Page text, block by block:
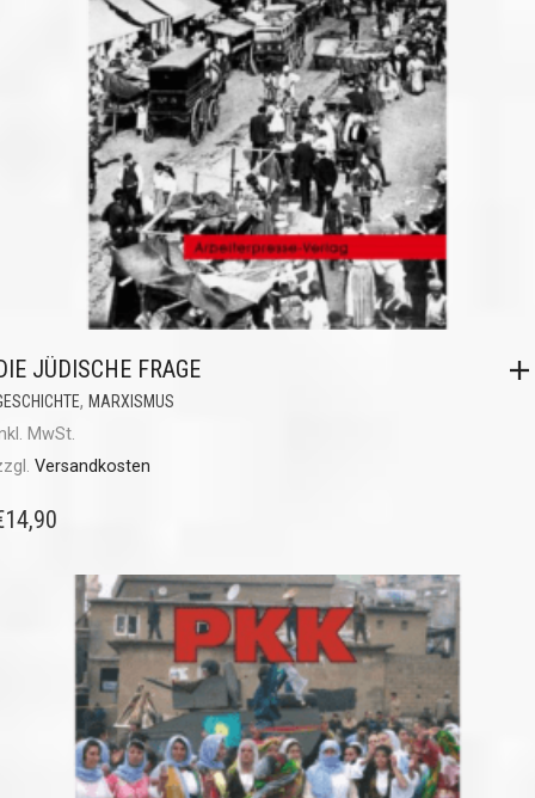
JÜDISCHE FRAGE
, MARXISMUS
MwSt.
Versandkosten
14,90